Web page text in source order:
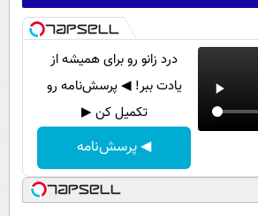
درد زانو رو برای همیشه از
یادت ببر! ◀ پرسش‌نامه رو
تکمیل کن ▶
◀ پرسش‌نامه